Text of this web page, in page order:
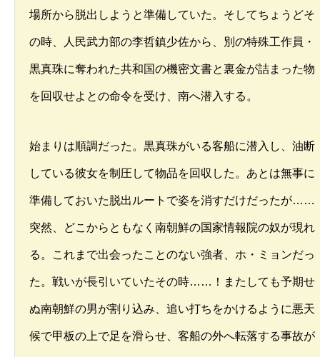
場所から脱出しようと準備していた。そしてちょうどそ
の時、人民武力部の李哲鎮少佐から、別の特殊工作員・
黒真珠に奪われた共和国の機密文書と裏金が詰まった物
を回収せよとの命令を受け、南へ潜入する。
始まりは順調だった。黒真珠がいる客船に潜入し、油断
している彼女を制圧して物品を回収した。あとは無事に
準備しておいた脱出ルートで姿を消すだけだったが……
突然、どこからともなく南朝鮮の国家情報院の奴が現れ
る。これまで出会ったことのない強者、ホ・ミョンだっ
た。戦いが長引いていたその時……！またしても予期せ
ぬ南朝鮮の男が割り込み、追い打ちをかけるように悪天
候で甲板の上で足を滑らせ、客船の外へ転落する事故が